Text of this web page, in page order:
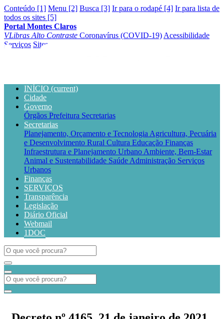
Conteúdo [1] Menu [2] Busca [3] Ir para o rodapé [4] Ir para lista de
todos os sites [5]
Portal Montes Claros
VLibras Alto Contraste Coronavírus (COVID-19) Acessibilidade
Serviços Sites
INÍCIO (current)
Cidade
Governo
Órgãos Prefeitura Secretarias
Secretarias
Planejamento, Orçamento e Tecnologia Agricultura, Pecuária
e Desenvolvimento Rural Cultura Educação Finanças
Infraestrutura e Planejamento Urbano Ambiente, Bem-Estar
Animal e Sustentabilidade Saúde Administração Serviços
Urbanos
Finanças
SERVIÇOS
Transparência
Legislação
Diário Oficial
Webmail
1DOC